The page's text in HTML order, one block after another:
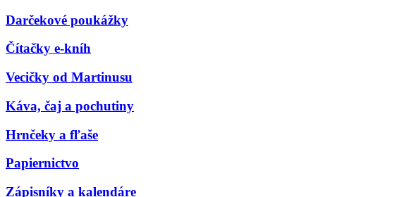
Darčekové poukážky
Čítačky e-kníh
Vecičky od Martinusu
Káva, čaj a pochutiny
Hrnčeky a fľaše
Papiernictvo
Zápisníky a kalendáre